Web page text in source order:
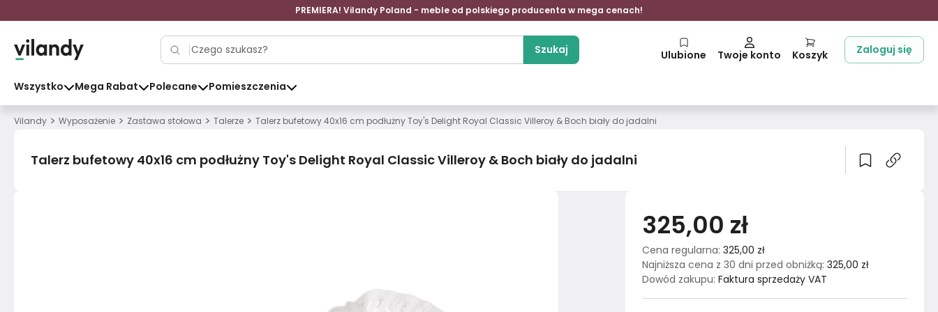
PREMIERA! Vilandy Poland - meble od polskiego producenta w mega cenach!
Szukaj Ulubione Twoje konto Koszyk Zaloguj się
Wszystko Mega Rabat Polecane Pomieszczenia
Vilandy > Wyposażenie > Zastawa stołowa > Talerze > Talerz bufetowy 40x16 cm podłużny Toy's Delight Royal Classic Villeroy & Boch biały do jadalni
Talerz bufetowy 40x16 cm podłużny Toy's Delight Royal Classic Villeroy & Boch biały do jadalni
325,00 zł
Cena regularna: 325,00 zł
Najniższa cena z 30 dni przed obniżką: 325,00 zł
Dowód zakupu: Faktura sprzedaży VAT